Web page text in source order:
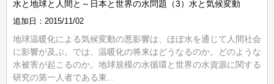
水と地球と人間と～日本と世界の水問題（3）水と気候変動
追加日：2015/11/02
地球温暖化による気候変動の悪影響は、ほぼ水を通じて人間社会
に影響が及ぶ。では、温暖化の将来はどうなるのか。どのような
水被害が起こるのか。地球規模の水循環と世界の水資源に関する
研究の第一人者である東...